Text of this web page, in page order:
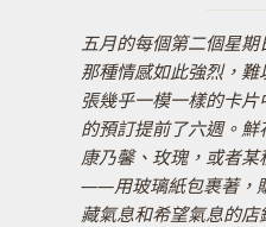
五月的每個第二個星
那種情感如此強烈，
張幾乎一模一樣的卡
的預訂提前了六週。
康乃馨、玫瑰，或者
——用玻璃紙包裹著，
藏氣息和希望氣息的